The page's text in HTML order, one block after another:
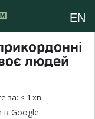
EN
людей
за: < 1 хв.
в Google